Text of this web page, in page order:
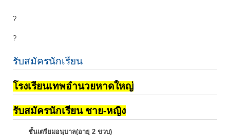
?
?
รับสมัครนักเรียน
โรงเรียนเทพอำนวยหาดใหญ่
รับสมัครนักเรียน ชาย-หญิง
ชั้นเตรียมอนุบาล(อายุ 2 ขวบ)